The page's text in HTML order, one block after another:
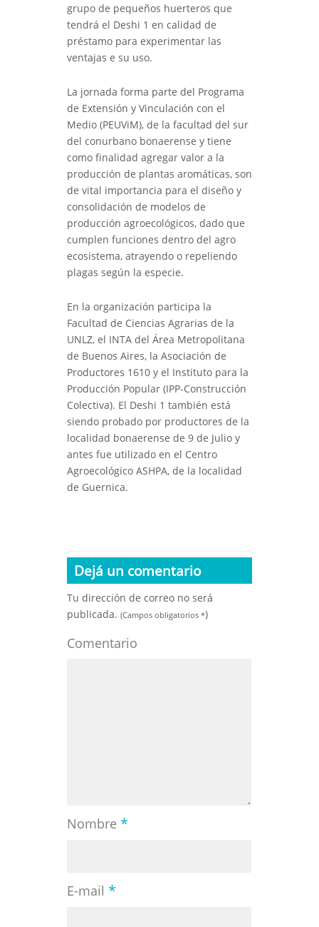
grupo de pequeños huerteros que
tendrá el Deshi 1 en calidad de
préstamo para experimentar las
ventajas e su uso.
La jornada forma parte del Programa
de Extensión y Vinculación con el
Medio (PEUViM), de la facultad del sur
del conurbano bonaerense y tiene
como finalidad agregar valor a la
producción de plantas aromáticas, son
de vital importancia para el diseño y
consolidación de modelos de
producción agroecológicos, dado que
cumplen funciones dentro del agro
ecosistema, atrayendo o repeliendo
plagas según la especie.
En la organización participa la
Facultad de Ciencias Agrarias de la
UNLZ, el INTA del Área Metropolitana
de Buenos Aires, la Asociación de
Productores 1610 y el Instituto para la
Producción Popular (IPP-Construcción
Colectiva). El Deshi 1 también está
siendo probado por productores de la
localidad bonaerense de 9 de Julio y
antes fue utilizado en el Centro
Agroecológico ASHPA, de la localidad
de Guernica.
Dejá un comentario
Tu dirección de correo no será
publicada. (Campos obligatorios *)
Comentario
Nombre *
E-mail *